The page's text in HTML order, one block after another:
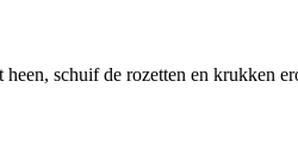
schuif de rozetten en krukken